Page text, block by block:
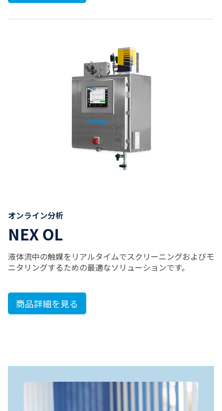
オンライン分析
NEX OL
液体流中の触媒をリアルタイムでスクリーニングおよびモ
ニタリングするための最適なソリューションです。
商品詳細を見る